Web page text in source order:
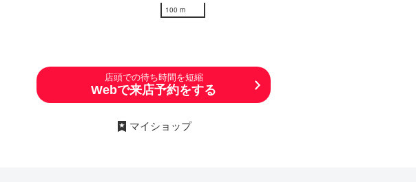
100 m
店頭での待ち時間を短縮
Webで来店予約をする
マイショップ